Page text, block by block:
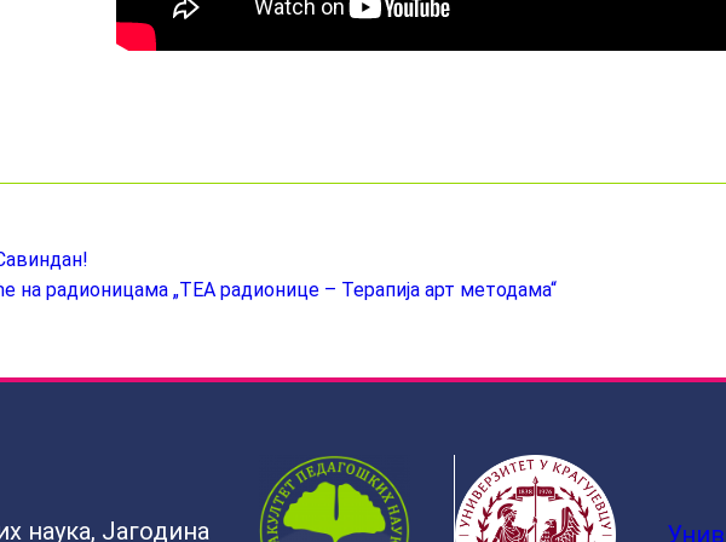
на радионицама „ТЕА радионице – Терапија арт методама“
наука, Јагодина